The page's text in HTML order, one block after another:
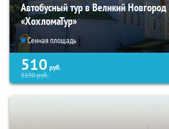
Автобусный тур в Великий Новгород
«ХохломаТур»
Сенная площадь
510 руб.
5190руб.